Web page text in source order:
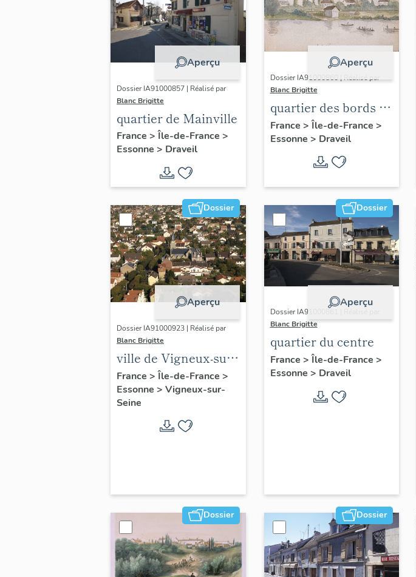
Aperçu
Dossier IA91000857 | Réalisé par
Blanc Brigitte
quartier de Mainville
France > Île-de-France >
Essonne > Draveil
Aperçu
Dossier IA91000860 | Réalisé par
Blanc Brigitte
quartier des bords de
Seine
France > Île-de-France >
Essonne > Draveil
Dossier
Aperçu
Dossier IA91000923 | Réalisé par
Blanc Brigitte
ville de Vigneux-sur-
Seine
France > Île-de-France >
Essonne > Vigneux-sur-
Seine
Dossier
Aperçu
Dossier IA91000861 | Réalisé par
Blanc Brigitte
quartier du centre
France > Île-de-France >
Essonne > Draveil
Dossier Dossier